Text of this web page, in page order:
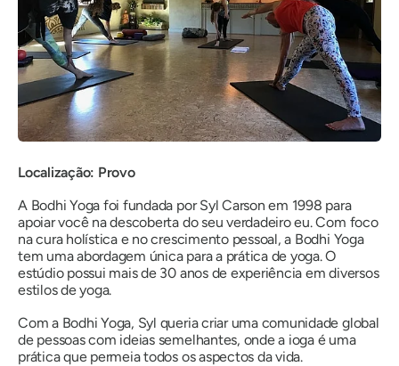
Localização: Provo
A Bodhi Yoga foi fundada por Syl Carson em 1998 para
apoiar você na descoberta do seu verdadeiro eu. Com foco
na cura holística e no crescimento pessoal, a Bodhi Yoga
tem uma abordagem única para a prática de yoga. O
estúdio possui mais de 30 anos de experiência em diversos
estilos de yoga.
Com a Bodhi Yoga, Syl queria criar uma comunidade global
de pessoas com ideias semelhantes, onde a ioga é uma
prática que permeia todos os aspectos da vida.